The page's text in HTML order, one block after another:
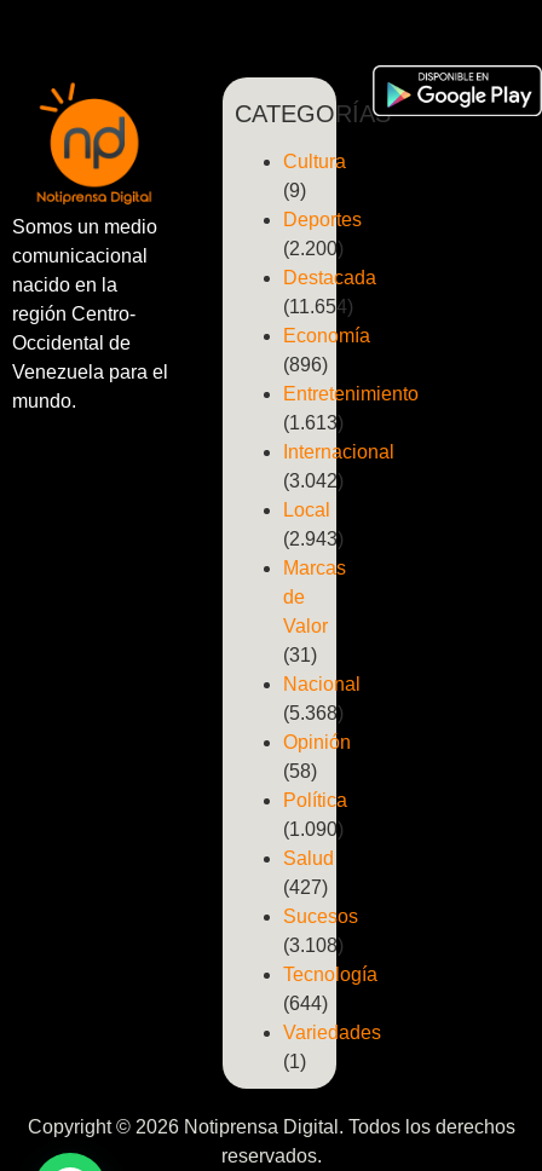
Somos un medio
comunicacional
nacido en la
región Centro-
Occidental de
Venezuela para el
mundo.
CATEGORÍAS
Cultura
(9)
Deportes
(2.200)
Destacada
(11.654)
Economía
(896)
Entretenimiento
(1.613)
Internacional
(3.042)
Local
(2.943)
Marcas
de
Valor
(31)
Nacional
(5.368)
Opinión
(58)
Política
(1.090)
Salud
(427)
Sucesos
(3.108)
Tecnología
(644)
Variedades
(1)
Copyright © 2026 Notiprensa Digital. Todos los derechos
reservados.